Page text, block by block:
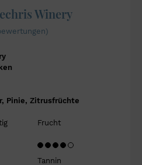
Winery
Pinie, Zitrusfrüchte
Frucht
Tannin